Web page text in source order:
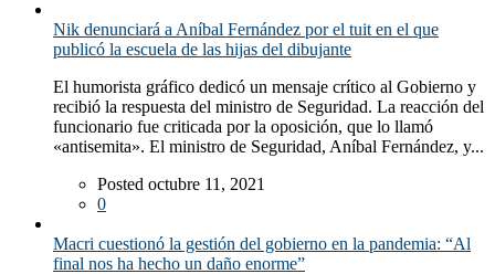
Nik denunciará a Aníbal Fernández por el tuit en el que
publicó la escuela de las hijas del dibujante
El humorista gráfico dedicó un mensaje crítico al Gobierno y
recibió la respuesta del ministro de Seguridad. La reacción del
funcionario fue criticada por la oposición, que lo llamó
«antisemita». El ministro de Seguridad, Aníbal Fernández, y...
Posted octubre 11, 2021
0
Macri cuestionó la gestión del gobierno en la pandemia: “Al
final nos ha hecho un daño enorme”